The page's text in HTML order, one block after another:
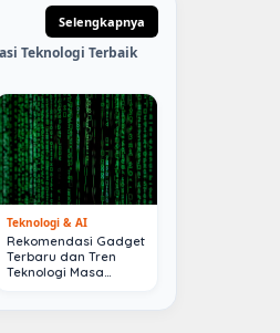
Selengkapnya
Teknologi Terbaik
Teknologi & AI
Rekomendasi Gadget
Terbaru dan Tren
Teknologi Masa